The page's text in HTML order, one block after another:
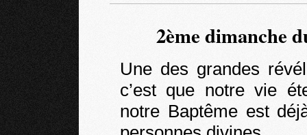
2ème dimanche
Une des grandes
c’est que notre vie
notre Baptême est